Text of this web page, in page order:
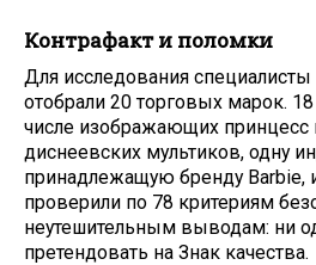
Контрафакт и поломки
Для исследования специалисты
отобрали 20 торговых марок.
числе изображающих принцесс
диснеевских мультиков, одну
принадлежащую бренду Barbie,
проверили по 78 критериям
неутешительным выводам: ни
претендовать на Знак качества.